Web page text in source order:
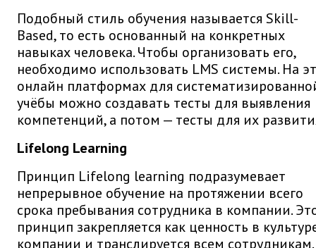
Подобный стиль обучения называется Skill-
Based, то есть основанный на конкретных
навыках человека. Чтобы организовать его,
необходимо использовать LMS системы. На
онлайн платформах для
учёбы можно создавать тесты для выявления
компетенций, а потом — тесты для их
Lifelong Learning
Принцип Lifelong learning подразумевает
непрерывное обучение на протяжении всего
срока пребывания сотрудника в компании.
принцип закрепляется как ценность в
компании и транслируется всем сотрудникам.